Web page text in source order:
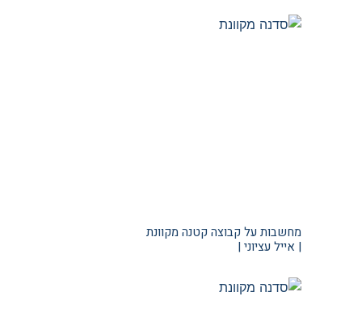
מחשבות על קבוצה קטנה מקוונת
| אייל עציוני |